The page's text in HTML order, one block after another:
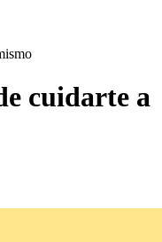
cuidarte a